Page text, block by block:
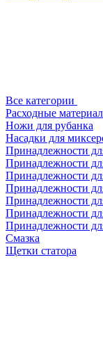
Все категории
Расходные
Ножи для рубанка
Насадки для
Принадлежности
Принадлежности
Принадлежности
Принадлежности
Принадлежности
Принадлежности
Принадлежности
Смазка
Щетки статора